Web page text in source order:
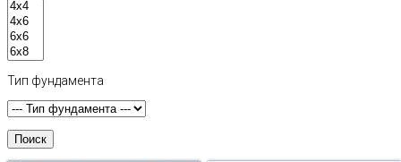
Тип фундамента